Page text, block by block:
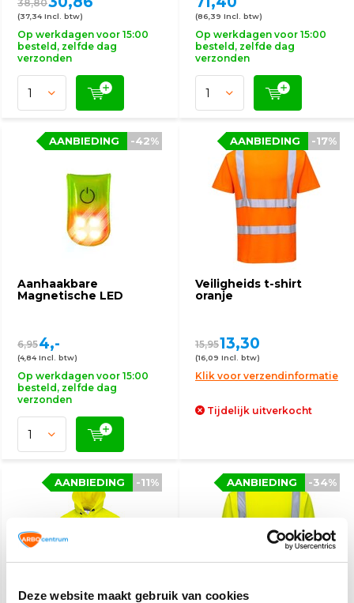
Deze website maakt gebruik van cookies
38,80
(37,34 Incl. btw)
Op werkdagen voor 15:00
besteld, zelfde dag
verzonden
(86,39 Incl. btw)
Op werkdagen voor 15:00
besteld, zelfde dag
verzonden
Aanhaakbare
Magnetische LED
-42%
AANBIEDING
6,954,-
(4,84 Incl. btw)
Op werkdagen voor 15:00
besteld, zelfde dag
verzonden
Veiligheids t-shirt
oranje
-17%
AANBIEDING
15,9513,30
(16,09 Incl. btw)
Klik voor verzendinformatie
Tijdelijk uitverkocht
-11%
AANBIEDING -34%
AANBIEDING